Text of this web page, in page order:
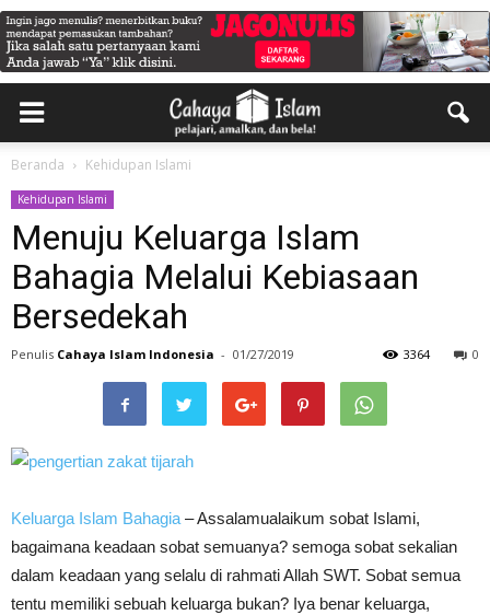
Beranda Kehidupan Islami
Kehidupan Islami
Menuju Keluarga Islam
Bahagia Melalui Kebiasaan
Bersedekah
Penulis Cahaya Islam Indonesia - 01/27/2019 0
3364
Keluarga Islam Bahagia – Assalamualaikum sobat Islami,
bagaimana keadaan sobat semuanya? semoga sobat sekalian
dalam keadaan yang selalu di rahmati Allah SWT. Sobat semua
tentu memiliki sebuah keluarga bukan? Iya benar keluarga,